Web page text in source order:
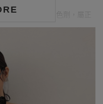
易釋出多餘的固色劑，屬正
色或產生移染情形。
、飾品一同使用，以降低因
圖檔顏色會因個人電腦螢幕
為準。